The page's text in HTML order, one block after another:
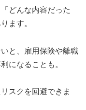
どんな内容だった
ます。
と、雇用保険や離職
になることも。
スクを回避できま